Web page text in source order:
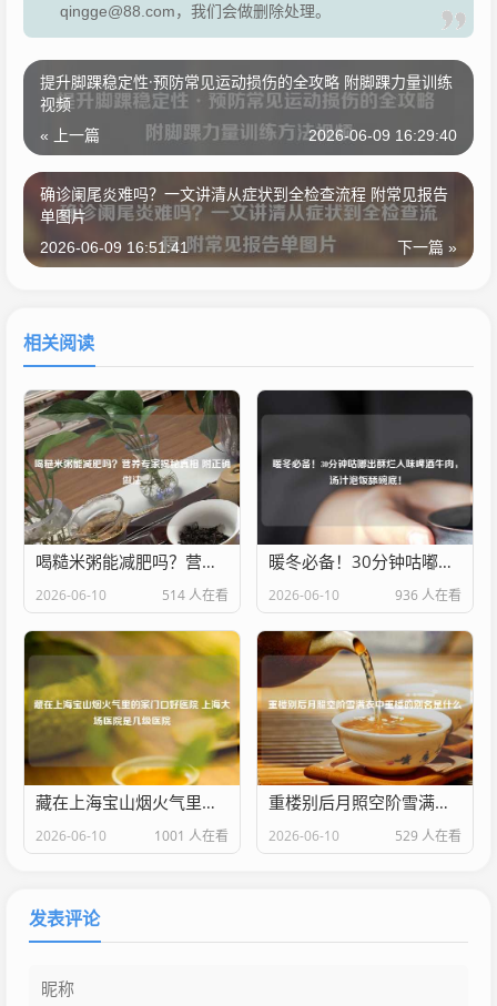
qingge@88.com，我们会做删除处理。
提升脚踝稳定性·预防常见运动损伤的全攻略 附脚踝力量训练
视频
« 上一篇 2026-06-09 16:29:40
确诊阑尾炎难吗？一文讲清从症状到全检查流程 附常见报告
单图片
下一篇 »
2026-06-09 16:51:41
相关阅读
喝糙米粥能减肥吗？营养专家揭秘真相 附正确做法
2026-06-10 514 人在看
暖冬必备！30分钟咕嘟出酥烂入味啤酒牛肉，汤汁泡饭舔碗底！
2026-06-10 936 人在看
藏在上海宝山烟火气里的家门口好医院 上海大场医院是几级医院
2026-06-10 1001 人在看
重楼别后月照空阶雪满衣中重楼的别名是什么
2026-06-10 529 人在看
发表评论